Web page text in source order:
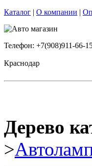
Каталог | О компании |
Телефон: +7(908)911-66-
Краснодар
Дерево
>